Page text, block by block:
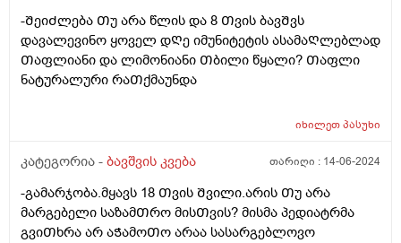
და საკვებისთვის მიყოლება ვერ ვასწავლე. უმეტესად
არც არაფერს აყოლებს პურს და არც დამანაყრებელ
საჭმელს ჭამს, მოშივდება, მივა სალათის ფოთლებს
ჭამს, მერე კიდევ მოშივდება, ახლა ბულგარულ
მირჩიეთ რამე, ან მითხარით ეს ნორმაა? დატანჯული
სამზარეულოდან ვერ გამოვდივარ მთელი დღე.
-ᲨეიᲫლება Თუ არა წლის და 8 Თვის ბავᲨვს
დავალევინო ყოველ დᲦე იმუნიტეტის ასამაᲦლებლად
Თაფლიანი და ლიმონიანი Თბილი წყალი? Თაფლი
ნატურალური რაᲗქმაუნდა
იხილეთპასუხი
კატეგორია - ბავშვის კვება თარიღი : 14-06-2024
-გამარჯობა.მყავს 18 Თვის Შვილი.არის Თუ არა
მარგებელი საზამᲗრო მისᲗვის? მისმა პედიატრმა
გვიᲗხრა არ აᲭამოᲗო არაა სასარგებლოვო